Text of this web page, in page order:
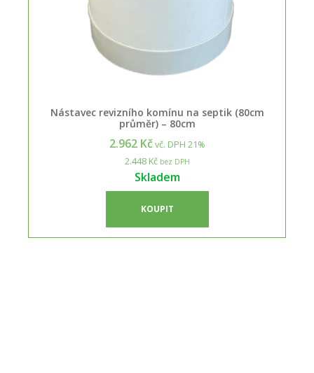
Nástavec revizního komínu na septik (80cm
průměr) – 80cm
2.962 Kčvč. DPH 21%
2.448 Kčbez DPH
Skladem
KOUPIT